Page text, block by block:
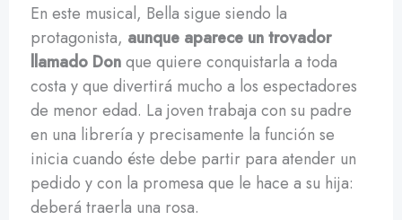
En este musical, Bella sigue siendo la
protagonista, aunque aparece un trovador
llamado Donque quiere conquistarla a toda
costa y que divertirá mucho a los espectadores
de menor edad. La joven trabaja con su padre
en una librería y precisamente la función se
inicia cuando éste debe partir para atender un
pedido y con la promesa que le hace a su hija:
deberá traerla una rosa.